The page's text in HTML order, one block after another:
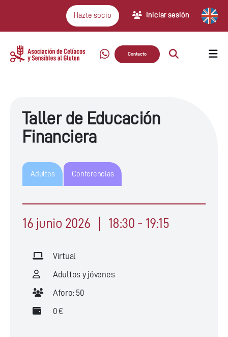
Hazte socio Iniciar sesión
Contacto
Taller de Educación
Financiera
Adultos Conferencias
16 junio 2026 18:30 - 19:15
Virtual
Adultos y jóvenes
Aforo: 50
0 €